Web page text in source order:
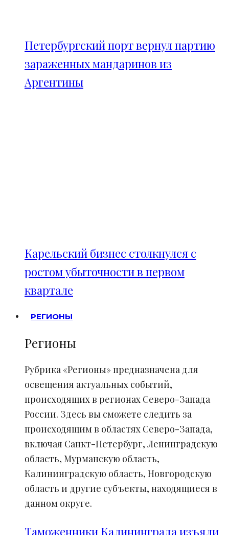
Петербургский порт вернул партию
зараженных мандаринов из
Аргентины
Карельский бизнес столкнулся с
ростом убыточности в первом
квартале
РЕГИОНЫ
Регионы
Рубрика «Регионы» предназначена для
освещения актуальных событий,
происходящих в регионах Северо-Запада
России. Здесь вы сможете следить за
происходящим в областях Северо-Запада,
включая Санкт-Петербург, Ленинградскую
область, Мурманскую область,
Калининградскую область, Новгородскую
область и другие субъекты, находящиеся в
данном округе.
Таможенники Калининграда изъяли